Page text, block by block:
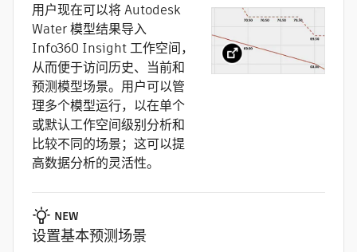
用户现在可以将 Autodesk
Water 模型结果导入
Info360 Insight 工作空间，
从而便于访问历史、当前和
预测模型场景。用户可以管
理多个模型运行，以在单个
或默认工作空间级别分析和
比较不同的场景；这可以提
高数据分析的灵活性。
NEW
设置基本预测场景